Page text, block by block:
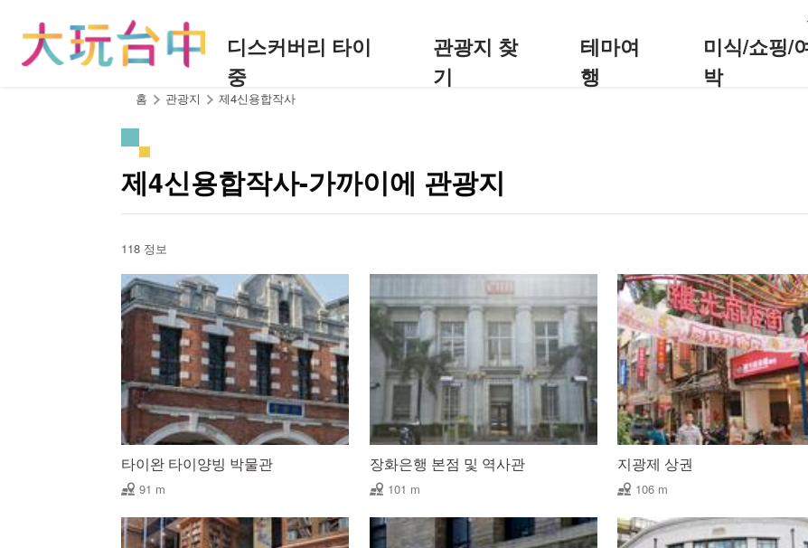
디스커버리 타이
중
관광지 찾
기
테마여
행
미식/쇼핑/
박
홈 관광지 제4신용합작사
제4신용합작사-가까이에 관광지
118 정보
타이완 타이양빙 박물관
91 m
장화은행 본점 및 역사관
101 m
지광제 상권
106 m